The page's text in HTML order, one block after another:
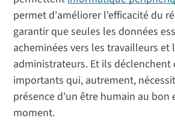
permet d'améliorer l'efficacité du
garantir que seules les données
acheminées vers les travailleurs et
administrateurs. Et ils déclenchent
importants qui, autrement,
présence d'un être humain au bon
moment.